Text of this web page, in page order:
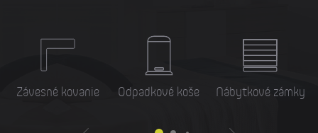
Závesné kovanie Odpadkové koše Nábytkové zámky